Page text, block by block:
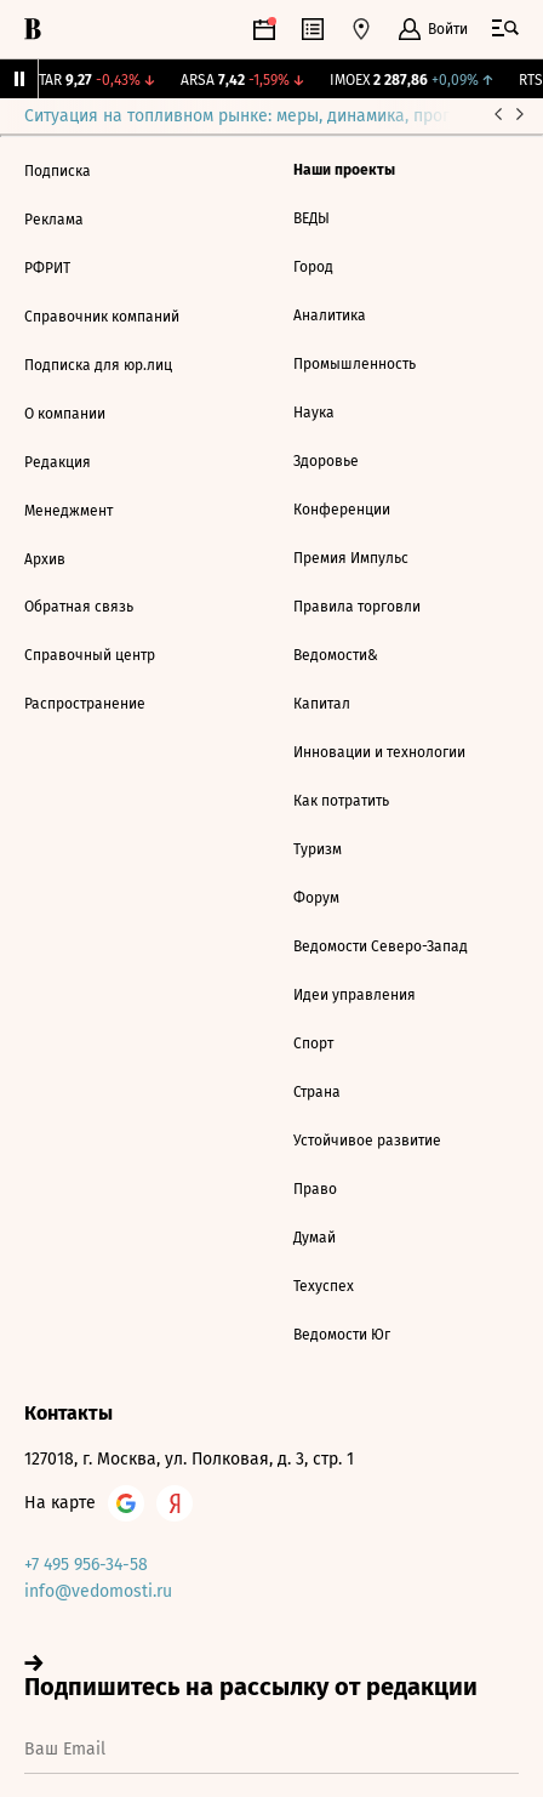
Войти
UTAR 9,27 -0,43%↓ ARSA 7,42 -1,59%↓ IMOEX 2 287,86 +0,09%↑ RTSI
Ситуация на топливном рынке: меры, динамика, прогнозы
Подписка
Реклама
РФРИТ
Справочник компаний
Подписка для юр.лиц
О компании
Редакция
Менеджмент
Архив
Обратная связь
Справочный центр
Распространение
Наши проекты
ВЕДЫ
Город
Аналитика
Промышленность
Наука
Здоровье
Конференции
Премия Импульс
Правила торговли
Ведомости&
Капитал
Инновации и технологии
Как потратить
Туризм
Форум
Ведомости Северо-Запад
Идеи управления
Спорт
Страна
Устойчивое развитие
Право
Думай
Техуспех
Ведомости Юг
Контакты
127018, г. Москва, ул. Полковая, д. 3, стр. 1
На карте
+7 495 956-34-58
info@vedomosti.ru